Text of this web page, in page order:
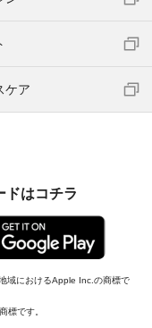
ケア
ドはコチラ
域におけるApple Inc.の商標で
標です。